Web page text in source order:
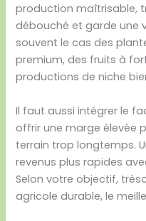
production maîtrisable,
débouché et garde une
souvent le cas des
premium, des fruits à
productions de niche
Il faut aussi intégrer le
offrir une marge élevée
terrain trop longtemps.
revenus plus rapides
Selon votre objectif,
agricole durable, le